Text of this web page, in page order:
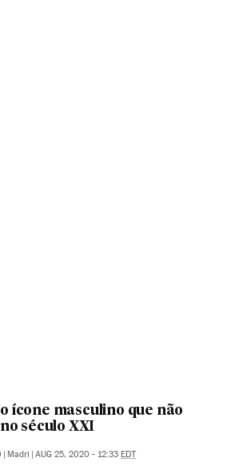
ícone masculino que não
século XXI
Madri AUG 25, 2020 - 12:33 EDT